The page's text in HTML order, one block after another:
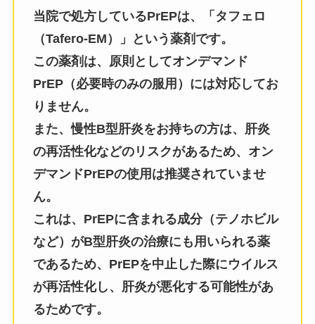
当院で処方しているPrEPは、「タフェロ
（Tafero-EM）」という薬剤です。
この薬剤は、原則としてオンデマンド
PrEP（必要時のみの服用）には対応してお
りません。
また、慢性B型肝炎をお持ちの方は、肝炎
の再活性化などのリスクがあるため、オン
デマンドPrEPの使用は推奨されていませ
ん。
これは、PrEPに含まれる成分（テノホビル
など）がB型肝炎の治療にも用いられる薬
であるため、PrEPを中止した際にウイルス
が再活性化し、肝炎が悪化する可能性があ
るためです。